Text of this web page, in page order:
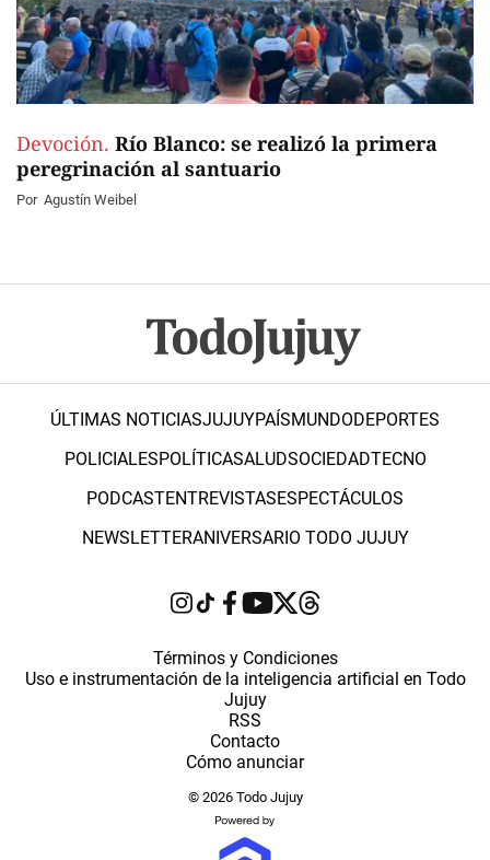
Devoción. Río Blanco: se realizó la primera
peregrinación al santuario
Por Agustín Weibel
ÚLTIMAS NOTICIASJUJUYPAÍSMUNDODEPORTES
POLICIALESPOLÍTICASALUDSOCIEDADTECNO
PODCASTENTREVISTASESPECTÁCULOS
NEWSLETTERANIVERSARIO TODO JUJUY
Términos y Condiciones
Uso e instrumentación de la inteligencia artificial en Todo
Jujuy
RSS
Contacto
Cómo anunciar
© 2026 Todo Jujuy